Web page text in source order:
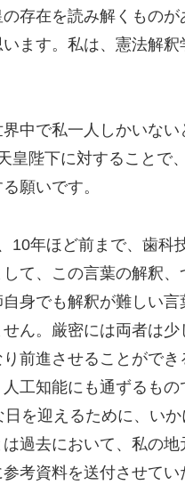
存在を読み解くもの
ます。私は、憲法解
中で私一人しかいな
皇陛下に対することで
願いです。
年ほど前まで、歯科
て、この言葉の解釈
身でも解釈が難しい言
ん。厳密には両者は
前進させることがで
工知能にも通ずるも
を迎えるために、い
過去において、私の
考資料を送付させて